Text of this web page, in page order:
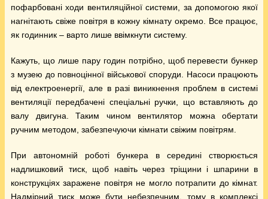
пофарбовані ходи вентиляційної системи, за допомогою якої
нагнітають свіже повітря в кожну кімнату окремо. Все працює,
як годинник – варто лише ввімкнути систему.
Кажуть, що лише пару годин потрібно, щоб перевести бункер
з музею до повноцінної військової споруди. Насоси працюють
від електроенергії, але в разі виникнення проблем в системі
вентиляції передбачені спеціальні ручки, що вставляють до
валу двигуна. Таким чином вентилятор можна обертати
ручним методом, забезпечуючи кімнати свіжим повітрям.
При автономній роботі бункера в середині створюється
надлишковий тиск, щоб навіть через тріщини і шпарини в
конструкціях заражене повітря не могло потрапити до кімнат.
Надмірний тиск може бути небезпечним, тому в комплексі